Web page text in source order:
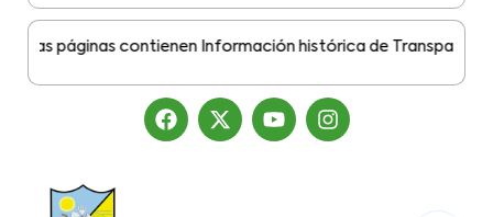
páginas contienen Información histórica de Transparencia